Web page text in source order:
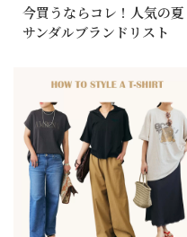
今買うならコレ！人気の夏
サンダルブランドリスト